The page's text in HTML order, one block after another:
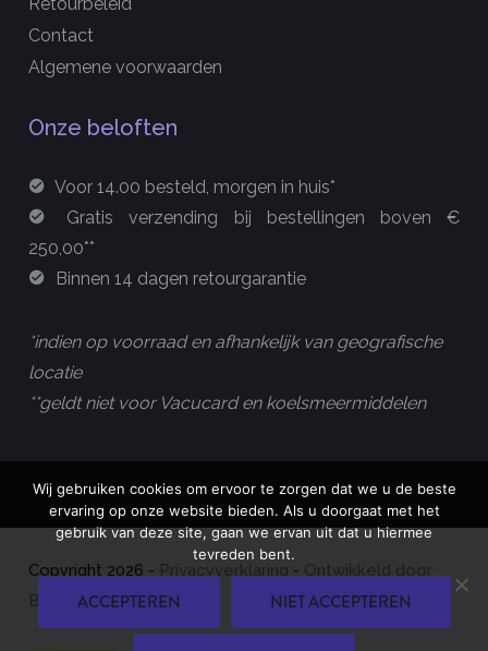
Contact
Algemene voorwaarden
Onze beloften
Voor 14.00 besteld, morgen in huis*
Gratis verzending bij bestellingen boven €
250,00**
Binnen 14 dagen retourgarantie
*indien op voorraad en afhankelijk van geografische
locatie
**geldt niet voor Vacucard en koelsmeermiddelen
Copyright 2026 - Privacyverklaring - Ontwikkeld door
Best4u Group B.V.
Wij gebruiken cookies om ervoor te zorgen dat we u de beste
ervaring op onze website bieden. Als u doorgaat met het
gebruik van deze site, gaan we ervan uit dat u hiermee
tevreden bent.
ACCEPTEREN NIET ACCEPTEREN